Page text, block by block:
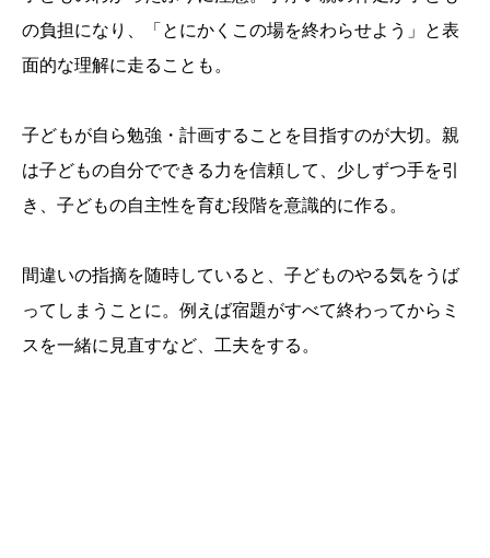
の負担になり、「とにかくこの場を終わらせよう」と表
面的な理解に走ることも。
子どもが自ら勉強・計画することを目指すのが大切。親
は子どもの自分でできる力を信頼して、少しずつ手を引
き、子どもの自主性を育む段階を意識的に作る。
間違いの指摘を随時していると、子どものやる気をうば
ってしまうことに。例えば宿題がすべて終わってからミ
スを一緒に見直すなど、工夫をする。